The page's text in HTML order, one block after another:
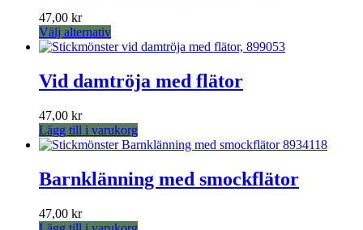
olika
alternativen
väljas
på
47,00 kr
Välj alternativDen
här
har
flera
olika
alternativen
väljas
på
Vid damtröja med flätor
47,00 kr
Lägg till i varukorg
Barnklänning med smockflätor
47,00 kr